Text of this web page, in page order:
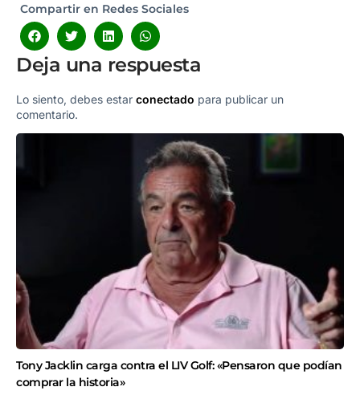
Compartir en Redes Sociales
Deja una respuesta
Lo siento, debes estar conectado para publicar un
comentario.
Tony Jacklin carga contra el LIV Golf: «Pensaron que podían
comprar la historia»